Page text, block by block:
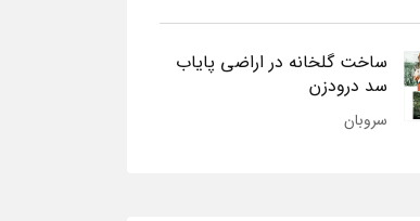
ساخت گلخانه در اراضی پایاب
سد درودزن
سروبان